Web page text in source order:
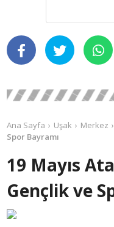
Ana Sayfa Uşak Merkez
Spor Bayramı
19 Mayıs
Gençlik ve